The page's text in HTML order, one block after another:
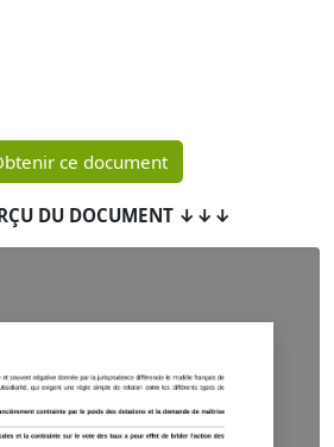
ce document
DU DOCUMENT ↓↓↓